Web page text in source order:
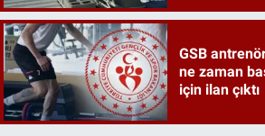
GSB
ne zaman
için ilan çıktı